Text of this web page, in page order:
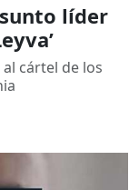
líder
cártel de los